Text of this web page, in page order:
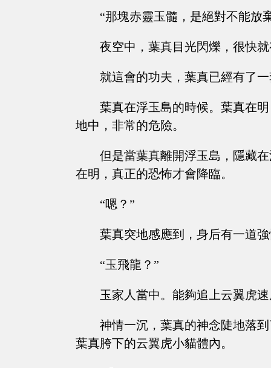
“那塊赤靈玉髓，是絕對不能放
夜空中，葉真目光閃爍，很快
就這會的功夫，葉真已經有了
葉真在浮玉島的時候。葉真在
地中，非常的危險。
但是當葉真離開浮玉島，隱藏
在明，真正的恐怖才會降臨。
“嗯？”
葉真突地感應到，身后有一道
“玉飛龍？”
玉家人當中。能夠追上云翼虎
神情一沉，葉真的神念陡地落
葉真胯下的云翼虎小貓體內。